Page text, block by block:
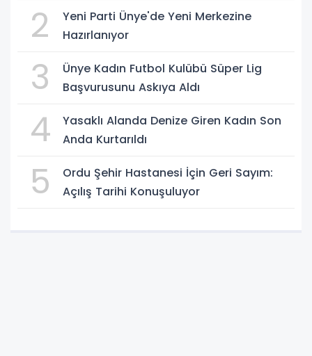
2
Yeni Parti Ünye'de Yeni Merkezine
Hazırlanıyor
3
Ünye Kadın Futbol Kulübü Süper Lig
Başvurusunu Askıya Aldı
4
Yasaklı Alanda Denize Giren Kadın Son
Anda Kurtarıldı
5
Ordu Şehir Hastanesi İçin Geri Sayım:
Açılış Tarihi Konuşuluyor